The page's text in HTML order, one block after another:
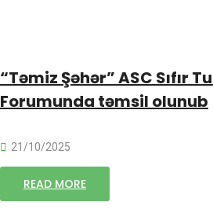
“Təmiz Şəhər” ASC Sıfır
Forumunda təmsil olunub
21/10/2025
READ MORE